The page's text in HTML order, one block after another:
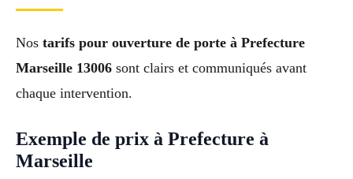
Nos tarifs pour ouverture de porte à Prefecture
Marseille 13006 sont clairs et communiqués avant
chaque intervention.
Exemple de prix à Prefecture à
Marseille